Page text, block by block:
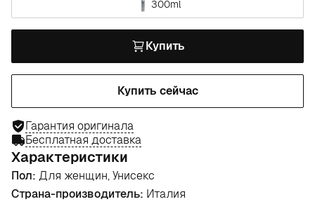
300ml
Купить
Купить сейчас
Гарантия оригинала
Бесплатная доставка
Характеристики
Пол: Для женщин, Унисекс
Страна-производитель: Италия